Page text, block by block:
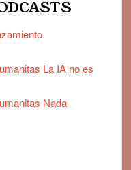
La IA no es
Nada